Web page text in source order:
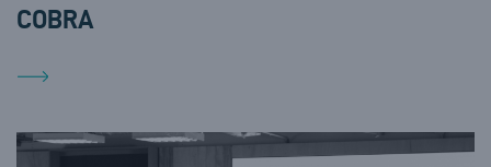
COBRA